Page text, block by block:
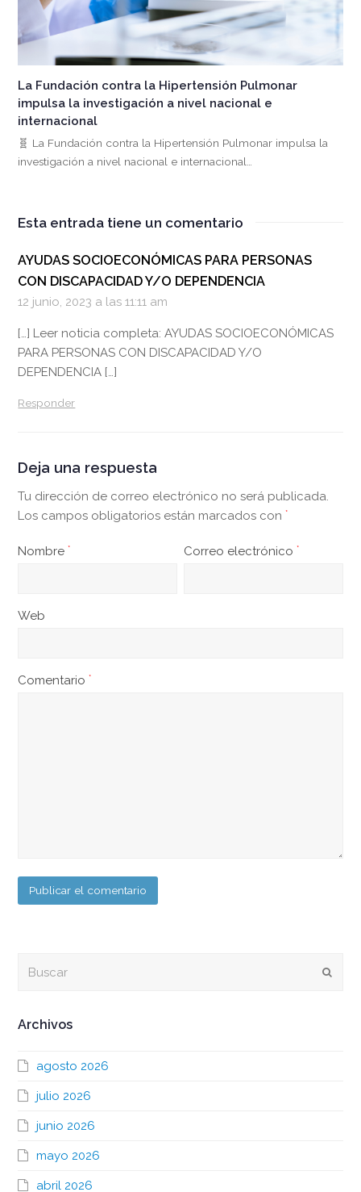
La Fundación contra la Hipertensión Pulmonar
impulsa la investigación a nivel nacional e
internacional
🧬 La Fundación contra la Hipertensión Pulmonar impulsa la
investigación a nivel nacional e internacional…
Esta entrada tiene un comentario
AYUDAS SOCIOECONÓMICAS PARA PERSONAS
CON DISCAPACIDAD Y/O DEPENDENCIA
12 junio, 2023 a las 11:11 am
[…] Leer noticia completa: AYUDAS SOCIOECONÓMICAS
PARA PERSONAS CON DISCAPACIDAD Y/O
DEPENDENCIA […]
Responder
Deja una respuesta
Tu dirección de correo electrónico no será publicada.
Los campos obligatorios están marcados con*
Nombre* Correo electrónico*
Web
Comentario*
Archivos
agosto 2026
julio 2026
junio 2026
mayo 2026
abril 2026